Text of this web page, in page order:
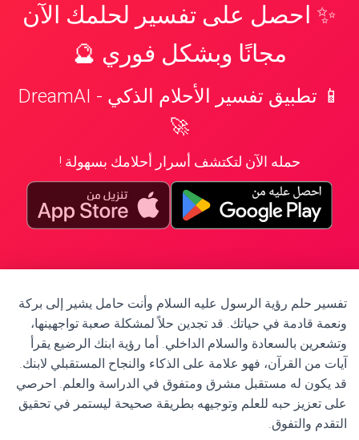
✨ احصل على تفسير لحلمك الآن
مجانًا وبشكل فوري 🔮
📱 تطبيق تفسير الأحلام الذكي - DreamAI
🚀
حمله الآن لتكتشف أسرار أحلامك بسهولة !
تفسير حلم رؤية الرسول عليه السلام وأنت حامل يشير إلى بركة
ونعمة قادمة في حياتك. قد تجدين حلاً لمشكلة صعبة تواجهينها،
وتشعرين بالسعادة والسلام الداخلي. أما رؤية ابنك الرضيع يقرأ
آيات من القرآن، فهو علامة على الذكاء والنجاح المستقبلي لابنك.
قد يكون له مستقبل مشرق ومتفوق في الدراسة والعلم. احرصي
على تعزيز حبه للعلم وتوجيهه بطريقة صحيحة ليستمر في تحقيق
التقدم والتفوق.